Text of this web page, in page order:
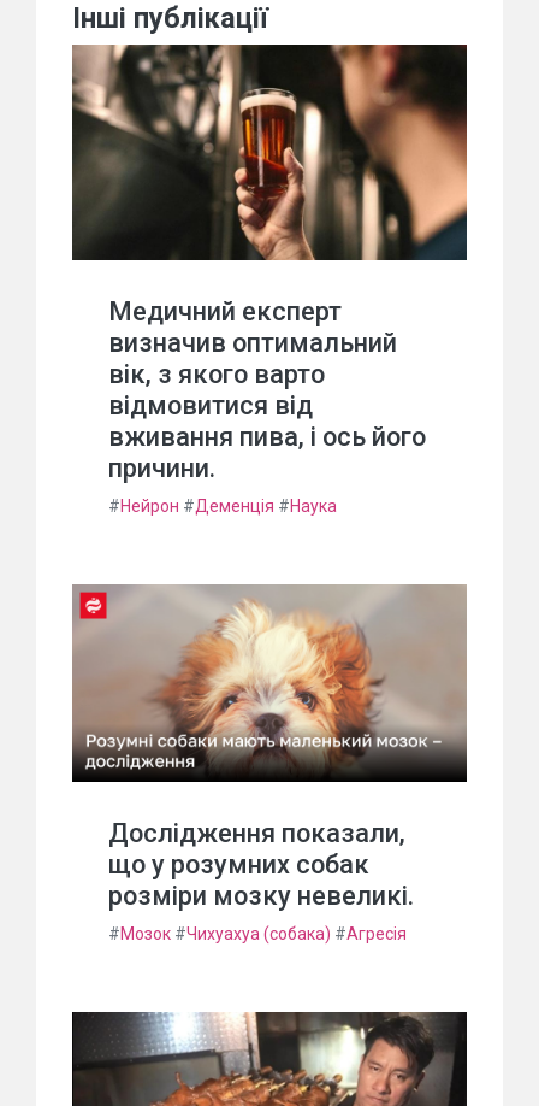
Інші публікації
Медичний експерт
визначив оптимальний
вік, з якого варто
відмовитися від
вживання пива, і ось його
причини.
#Нейрон #Деменція #Наука
Дослідження показали,
що у розумних собак
розміри мозку невеликі.
#Мозок #Чихуахуа (собака) #Агресія